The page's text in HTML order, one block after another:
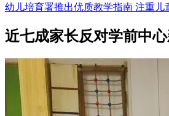
幼儿培育署推出优质教学指南 注重儿
近七成家长反对学前中